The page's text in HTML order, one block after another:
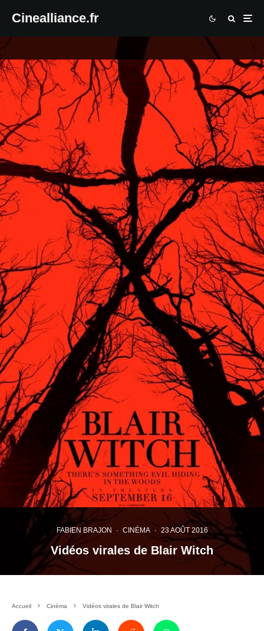
Cinealliance.fr
FABIEN BRAJON · CINÉMA · 23 AOÛT 2016
Vidéos virales de Blair Witch
Accueil Cinéma Vidéos virales de Blair Witch